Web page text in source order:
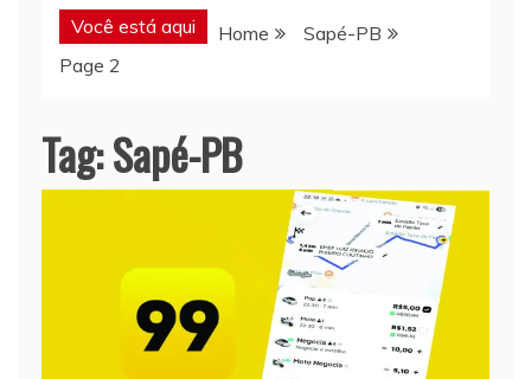
Você está aqui Home
Sapé-PB
Page 2
Tag:Sapé-PB